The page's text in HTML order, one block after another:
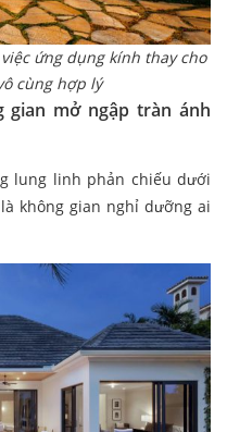
ứng dụng kính thay cho
cùng hợp lý
gian mở ngập tràn ánh
lung linh phản chiếu dưới
không gian nghỉ dưỡng ai